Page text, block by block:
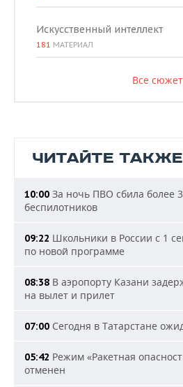
Искусственный интеллект
181 МАТЕРИАЛ
Все
ЧИТАЙТЕ ТАКЖЕ
10:00 За ночь ПВО сбила более
беспилотников
09:22 Школьники в России с 1
по новой программе
08:38 В аэропорту Казани
на вылет и прилет
07:00 Сегодня в Татарстане
05:42 Режим «Ракетная
отменен